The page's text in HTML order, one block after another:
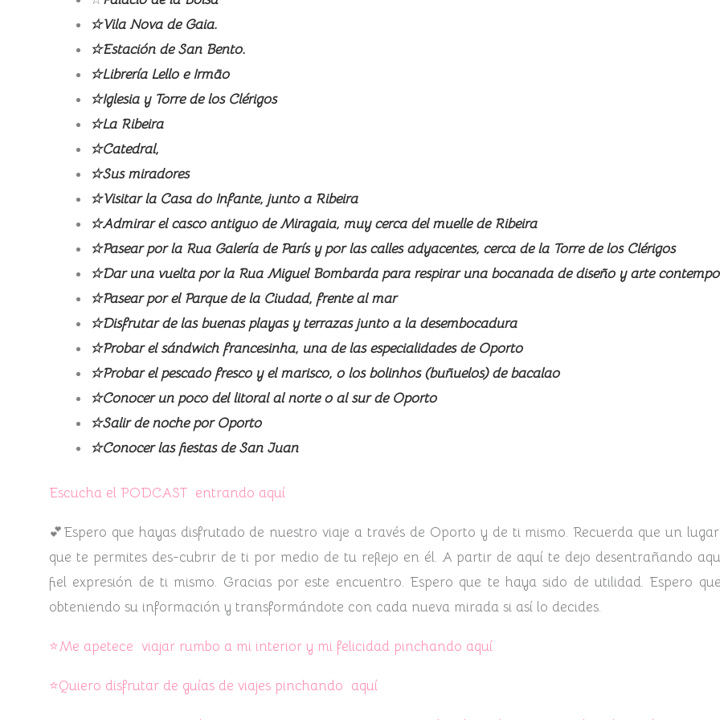
☆Vila Nova de Gaia.
☆Estación de San Bento.
☆Librería Lello e Irmão
☆Iglesia y Torre de los Clérigos
☆La Ribeira
☆Catedral,
☆Sus miradores
☆Visitar la Casa do Infante, junto a Ribeira
☆Admirar el casco antiguo de Miragaia, muy cerca del muelle de Ribeira
☆Pasear por la Rua Galería de París y por las calles adyacentes, cerca de la Torre de los Clérigos
☆Dar una vuelta por la Rua Miguel Bombarda para respirar una bocanada de diseño y arte
☆Pasear por el Parque de la Ciudad, frente al mar
☆Disfrutar de las buenas playas y terrazas junto a la desembocadura
☆Probar el sándwich francesinha, una de las especialidades de Oporto
☆Probar el pescado fresco y el marisco, o los bolinhos (buñuelos) de bacalao
☆Conocer un poco del litoral al norte o al sur de Oporto
☆Salir de noche por Oporto
☆Conocer las fiestas de San Juan
Escucha el PODCAST entrando aquí
💕Espero que hayas disfrutado de nuestro viaje a través de Oporto y de ti mismo. Recuerda que un
que te permites des-cubrir de ti por medio de tu reflejo en él. A partir de aquí te dejo desentrañando
fiel expresión de ti mismo. Gracias por este encuentro. Espero que te haya sido de utilidad. Espero
obteniendo su información y transformándote con cada nueva mirada si así lo decides.
⭐Me apetece viajar rumbo a mi interior y mi felicidad pinchando aquí
⭐Quiero disfrutar de guías de viajes pinchando aquí